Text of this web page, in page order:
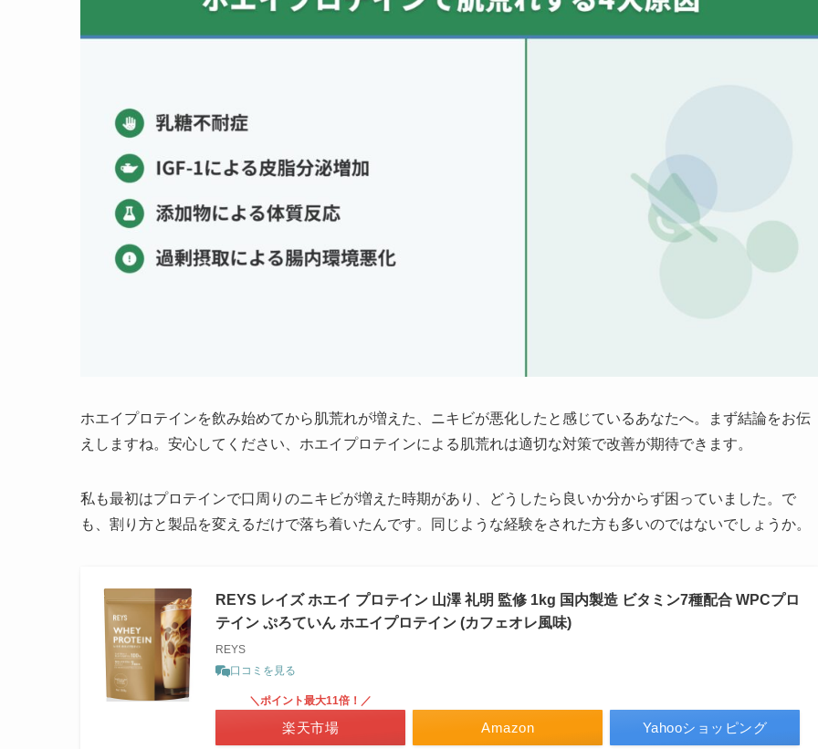
ホエイプロテインを飲み始めてから肌荒れが増えた、ニキビが悪化したと感じているあなたへ。まず結論をお伝
えしますね。安心してください、ホエイプロテインによる肌荒れは適切な対策で改善が期待できます。
私も最初はプロテインで口周りのニキビが増えた時期があり、どうしたら良いか分からず困っていました。で
も、割り方と製品を変えるだけで落ち着いたんです。同じような経験をされた方も多いのではないでしょうか。
REYS レイズ ホエイ プロテイン 山澤 礼明 監修 1kg 国内製造 ビタミン7種配合 WPCプロ
テイン ぷろていん ホエイプロテイン (カフェオレ風味)
REYS
口コミを見る
Amazon
＼ポイント最大11倍！／
楽天市場 Yahooショッピング